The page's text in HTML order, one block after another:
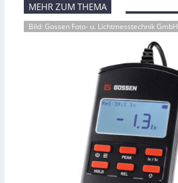
MEHR ZUM THEMA
Bild: Gossen Foto- u. Lichtmesstechnik GmbH